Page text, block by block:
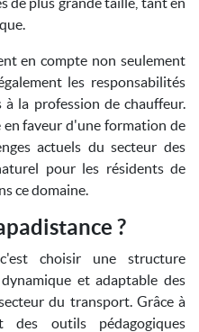
en compte non seulement
les responsabilités
la profession de chauffeur.
en faveur d'une formation de
actuels du secteur des
pour les résidents de
ce domaine.
?
choisir une structure
et adaptable des
du transport. Grâce à
des outils pédagogiques